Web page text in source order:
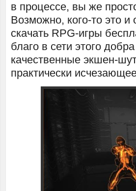
в процессе, вы же
Возможно, кого-то это и
скачать RPG-игры
благо в сети этого
качественные экшен-
практически